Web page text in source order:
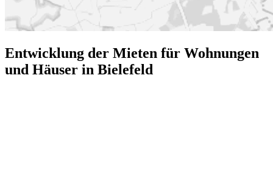
Entwicklung der Mieten für Wohnungen
und Häuser in Bielefeld